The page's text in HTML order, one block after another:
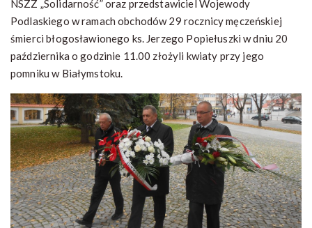
NSZZ „Solidarność” oraz przedstawiciel Wojewody
Podlaskiego w ramach obchodów 29 rocznicy męczeńskiej
śmierci błogosławionego ks. Jerzego Popiełuszki w dniu 20
października o godzinie 11.00 złożyli kwiaty przy jego
pomniku w Białymstoku.